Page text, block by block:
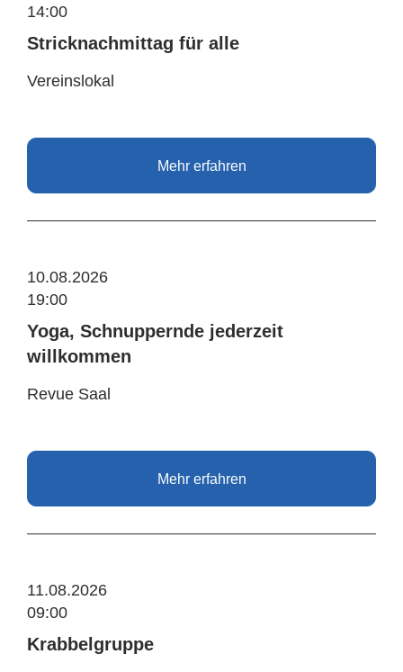
14:00
Stricknachmittag für alle
Vereinslokal
Mehr erfahren
10.08.2026
19:00
Yoga, Schnuppernde jederzeit
willkommen
Revue Saal
Mehr erfahren
11.08.2026
09:00
Krabbelgruppe